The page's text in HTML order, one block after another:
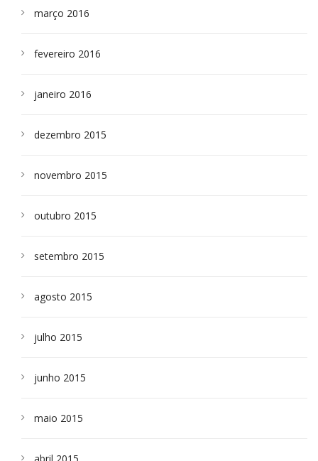
março 2016
fevereiro 2016
janeiro 2016
dezembro 2015
novembro 2015
outubro 2015
setembro 2015
agosto 2015
julho 2015
junho 2015
maio 2015